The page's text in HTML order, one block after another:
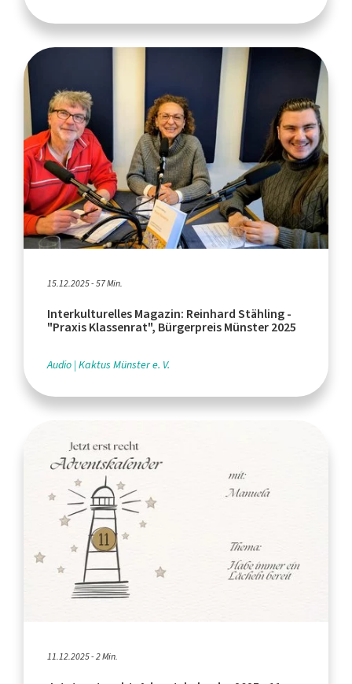
15.12.2025 - 57 Min.
Interkulturelles Magazin: Reinhard Stähling -
"Praxis Klassenrat", Bürgerpreis Münster 2025
Audio Kaktus Münster e. V.
11.12.2025 - 2 Min.